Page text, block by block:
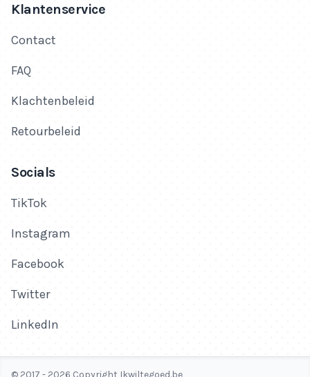
Klantenservice
Contact
FAQ
Klachtenbeleid
Retourbeleid
Socials
TikTok
Instagram
Facebook
Twitter
LinkedIn
© 2017 - 2026 Copyright Ikwiltegoed.be